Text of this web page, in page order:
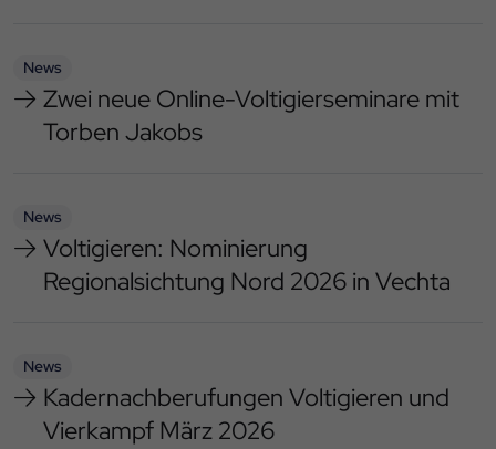
News
Zwei neue Online-Voltigierseminare mit
Torben Jakobs
News
Voltigieren: Nominierung
Regionalsichtung Nord 2026 in Vechta
News
Kadernachberufungen Voltigieren und
Vierkampf März 2026